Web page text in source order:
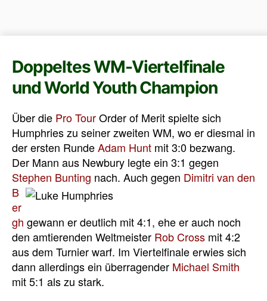
Doppeltes WM-Viertelfinale
und World Youth Champion
Über die Pro TourOrder of Merit spielte sich
Humphries zu seiner zweiten WM, wo er diesmal in
der ersten RundeAdam Hunt mit 3:0 bezwang.
Der Mann aus Newbury legte ein 3:1 gegen
Stephen Bunting nach. Auch gegen Dimitri van den
B
er
gh gewann er deutlich mit 4:1, ehe er auch noch
den amtierenden Weltmeister Rob Cross mit 4:2
aus dem Turnier warf. Im Viertelfinale erwies sich
dann allerdings ein überragender Michael Smith
mit 5:1 als zu stark.